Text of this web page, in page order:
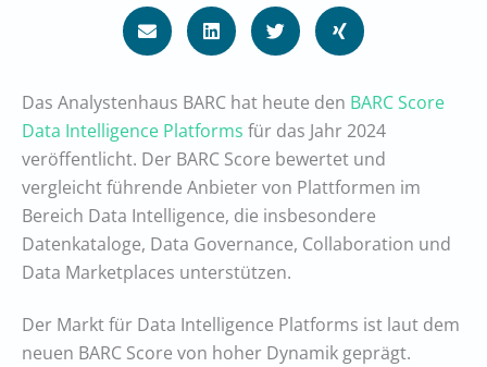
Das Analystenhaus BARC hat heute den BARC Score
Data Intelligence Platforms für das Jahr 2024
veröffentlicht. Der BARC Score bewertet und
vergleicht führende Anbieter von Plattformen im
Bereich Data Intelligence, die insbesondere
Datenkataloge, Data Governance, Collaboration und
Data Marketplaces unterstützen.
Der Markt für Data Intelligence Platforms ist laut dem
neuen BARC Score von hoher Dynamik geprägt.